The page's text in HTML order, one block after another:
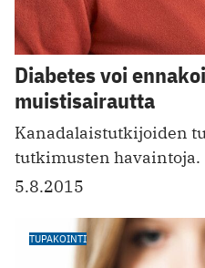
Diabetes voi
muistisairautta
Kanadalaistutkijoiden
tutkimusten havaintoja.
5.8.2015
TUPAKOINTI